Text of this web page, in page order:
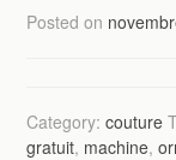
Posted on
Category:couture
gratuit, machine,